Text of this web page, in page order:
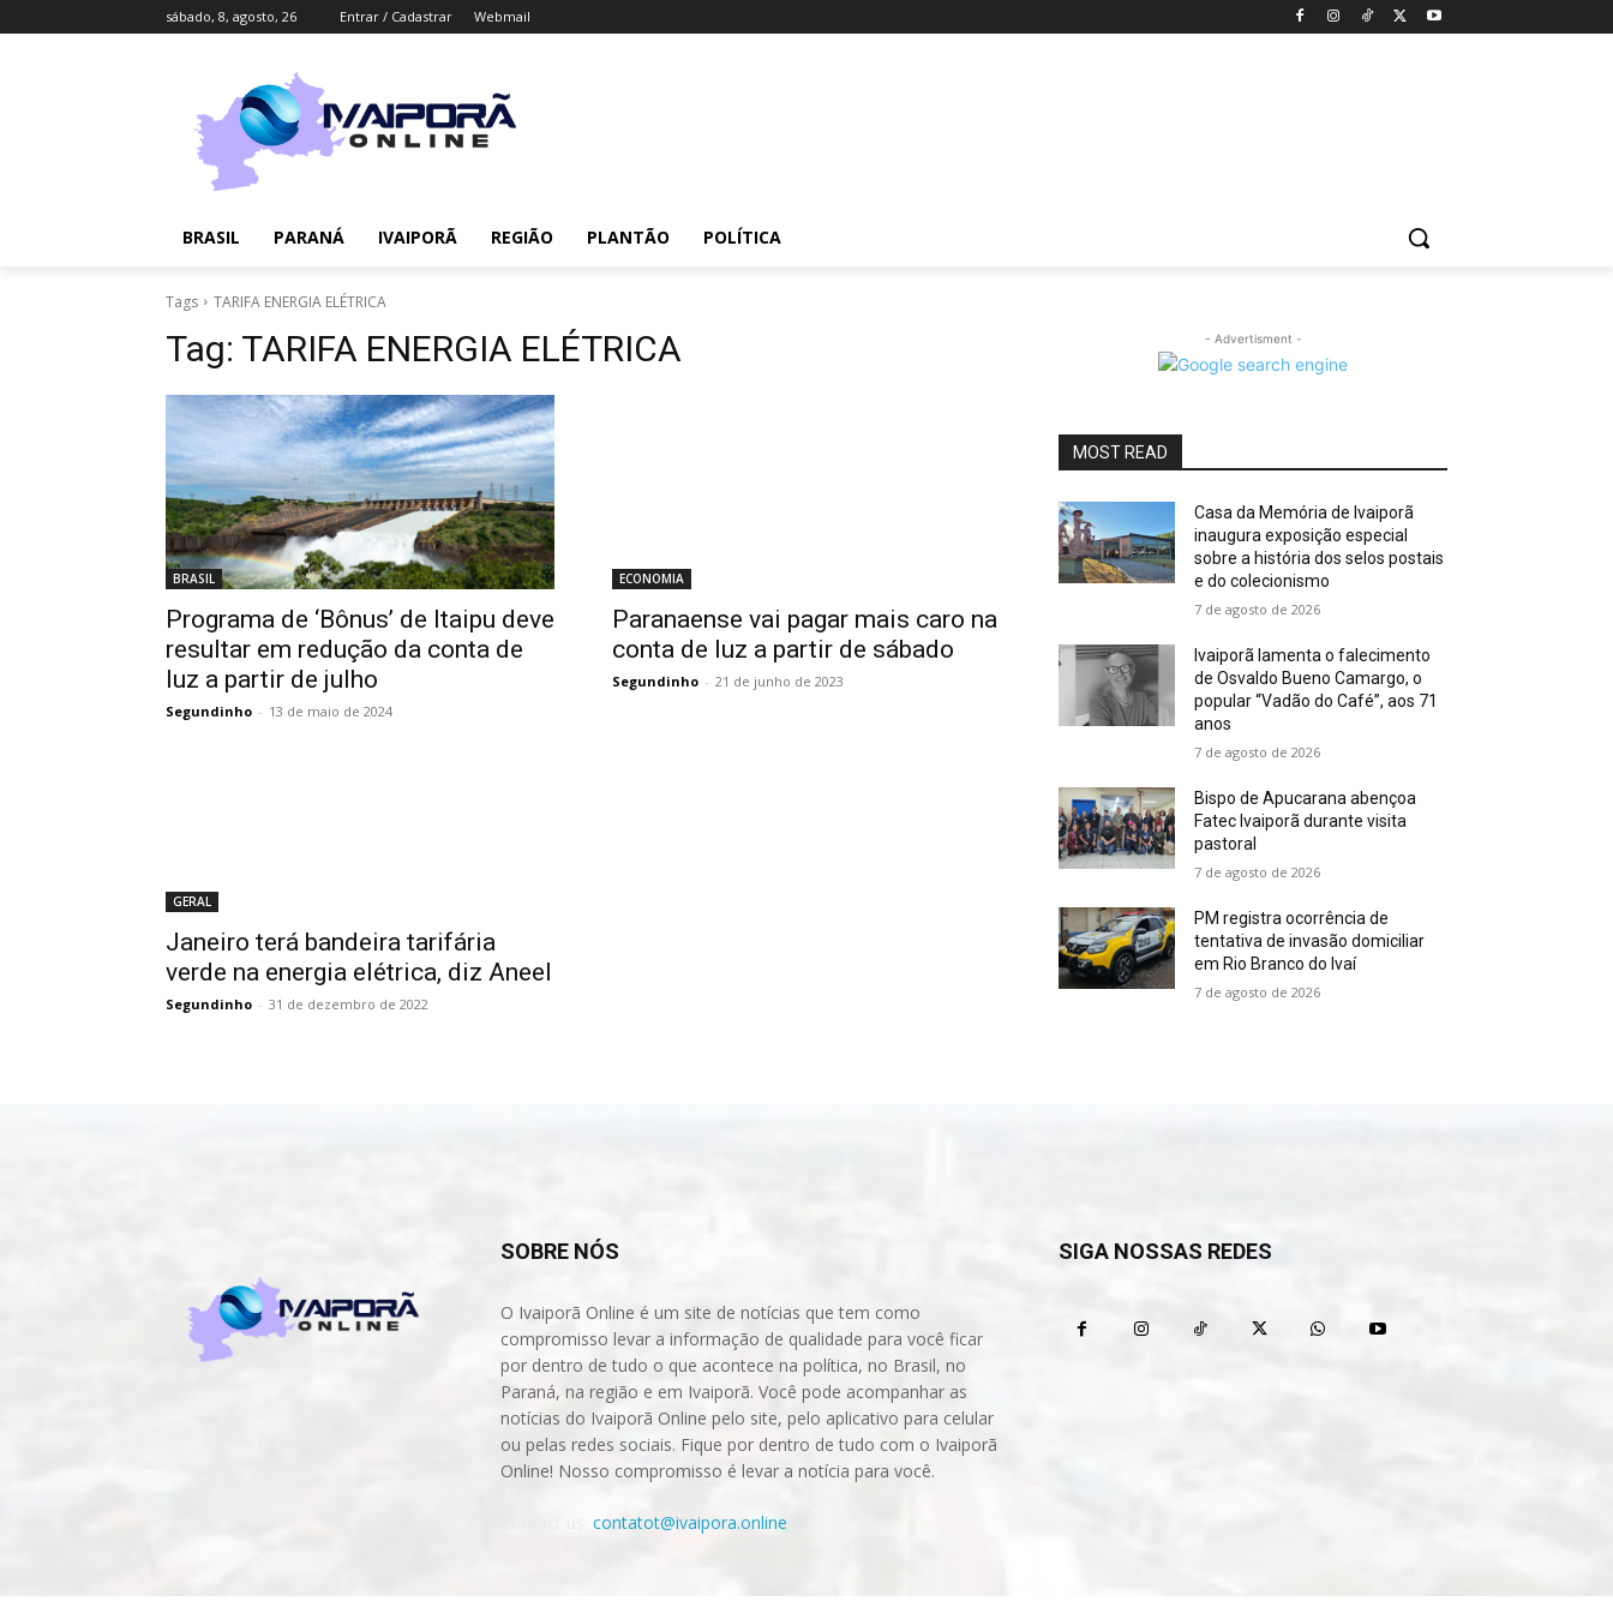
sábado, 8, agosto, 26 Entrar / Cadastrar Webmail
BRASIL PARANÁ IVAIPORÃ REGIÃO PLANTÃO POLÍTICA
Tags TARIFA ENERGIA ELÉTRICA
Tag: TARIFA ENERGIA ELÉTRICA
BRASIL
Programa de ‘Bônus’ de Itaipu deve
resultar em redução da conta de
luz a partir de julho
Segundinho - 13 de maio de 2024
ECONOMIA
Paranaense vai pagar mais caro na
conta de luz a partir de sábado
Segundinho - 21 de junho de 2023
GERAL
Janeiro terá bandeira tarifária
verde na energia elétrica, diz Aneel
Segundinho - 31 de dezembro de 2022
- Advertisment -
MOST READ
Casa da Memória de Ivaiporã
inaugura exposição especial
sobre a história dos selos postais
e do colecionismo
7 de agosto de 2026
Ivaiporã lamenta o falecimento
de Osvaldo Bueno Camargo, o
popular “Vadão do Café”, aos 71
anos
7 de agosto de 2026
Bispo de Apucarana abençoa
Fatec Ivaiporã durante visita
pastoral
7 de agosto de 2026
PM registra ocorrência de
tentativa de invasão domiciliar
em Rio Branco do Ivaí
7 de agosto de 2026
SOBRE NÓS
O Ivaiporã Online é um site de notícias que tem como
compromisso levar a informação de qualidade para você ficar
por dentro de tudo o que acontece na política, no Brasil, no
Paraná, na região e em Ivaiporã. Você pode acompanhar as
notícias do Ivaiporã Online pelo site, pelo aplicativo para celular
ou pelas redes sociais. Fique por dentro de tudo com o Ivaiporã
Online! Nosso compromisso é levar a notícia para você.
contatot@ivaipora.online
SIGA NOSSAS REDES